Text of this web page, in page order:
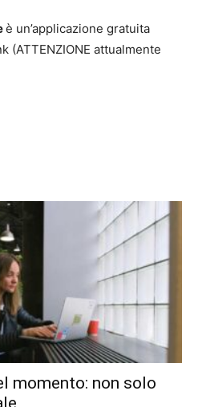
è un’applicazione gratuita
(ATTENZIONE attualmente
momento: non solo